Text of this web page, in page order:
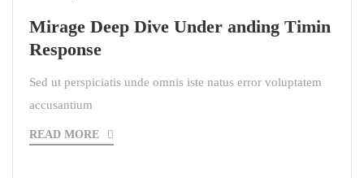
Mirage Deep Dive Under anding Timin
Response
Sed ut perspiciatis unde omnis iste natus error voluptatem
accusantium
READ MORE